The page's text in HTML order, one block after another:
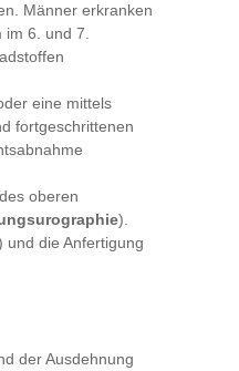
Männer erkranken
6. und 7.
eine mittels
fortgeschrittenen
oberen
).
und die Anfertigung
der Ausdehnung